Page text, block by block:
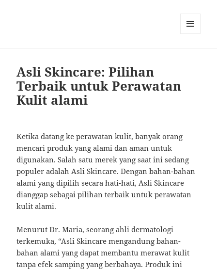
Asli Skincare: Pilihan
Terbaik untuk Perawatan
Kulit alami
Ketika datang ke perawatan kulit, banyak orang
mencari produk yang alami dan aman untuk
digunakan. Salah satu merek yang saat ini sedang
populer adalah Asli Skincare. Dengan bahan-bahan
alami yang dipilih secara hati-hati, Asli Skincare
dianggap sebagai pilihan terbaik untuk perawatan
kulit alami.
Menurut Dr. Maria, seorang ahli dermatologi
terkemuka, “Asli Skincare mengandung bahan-
bahan alami yang dapat membantu merawat kulit
tanpa efek samping yang berbahaya. Produk ini